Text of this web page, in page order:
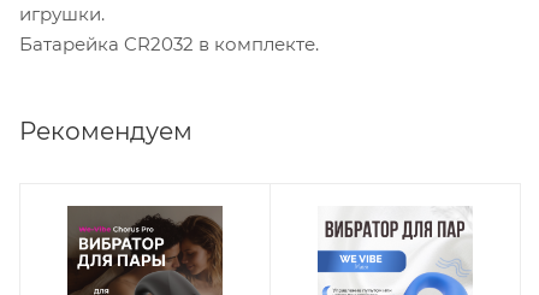
игрушки.
Батарейка CR2032 в комплекте.
Рекомендуем